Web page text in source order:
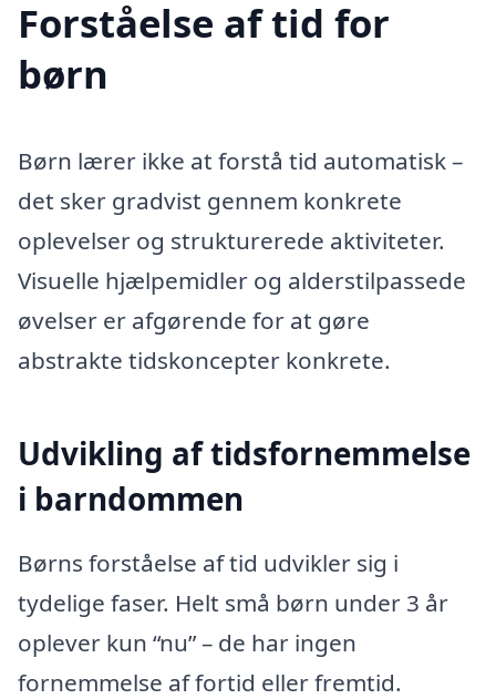
Forståelse af tid for
børn
Børn lærer ikke at forstå tid automatisk –
det sker gradvist gennem konkrete
oplevelser og strukturerede aktiviteter.
Visuelle hjælpemidler og alderstilpassede
øvelser er afgørende for at gøre
abstrakte tidskoncepter konkrete.
Udvikling af tidsfornemmelse
i barndommen
Børns forståelse af tid udvikler sig i
tydelige faser. Helt små børn under 3 år
oplever kun “nu” – de har ingen
fornemmelse af fortid eller fremtid.